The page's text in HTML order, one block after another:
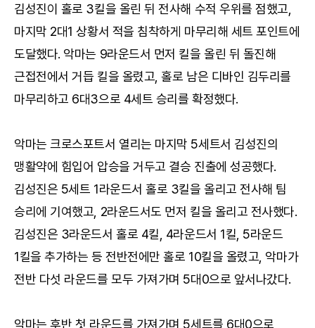
김성진이 홀로 3킬을 올린 뒤 전사해 수적 우위를 점했고,
마지막 2대1 상황서 적을 침착하게 마무리해 세트 포인트에
도달했다. 악마는 9라운드서 먼저 킬을 올린 뒤 돌진해
근접전에서 거듭 킬을 올렸고, 홀로 남은 디바인 김두리를
마무리하고 6대3으로 4세트 승리를 확정했다.
악마는 크로스포트서 열리는 마지막 5세트서 김성진의
맹활약에 힘입어 압승을 거두고 결승 진출에 성공했다.
김성진은 5세트 1라운드서 홀로 3킬을 올리고 전사해 팀
승리에 기여했고, 2라운드서도 먼저 킬을 올리고 전사했다.
김성진은 3라운드서 홀로 4킬, 4라운드서 1킬, 5라운드
1킬을 추가하는 등 전반전에만 홀로 10킬을 올렸고, 악마가
전반 다섯 라운드를 모두 가져가며 5대0으로 앞서나갔다.
악마는 후반 첫 라운드를 가져가며 5세트를 6대0으로